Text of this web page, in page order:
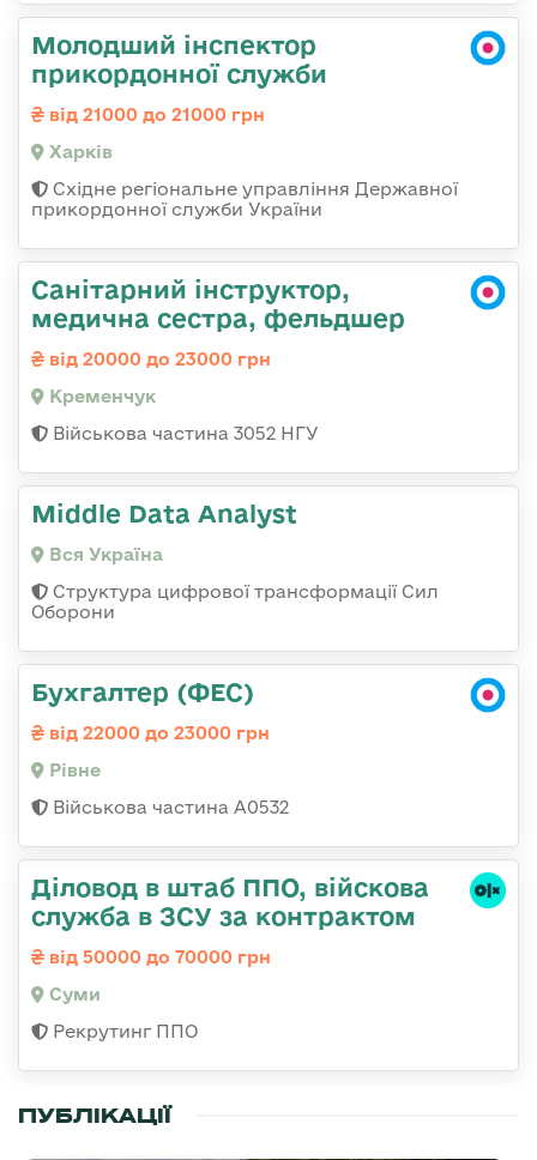
Молодший інспектор
прикордонної служби
від 21000 до 21000 грн
Харків
Східне регіональне управління Державної
прикордонної служби України
Санітарний інструктор,
медична сестра, фельдшер
від 20000 до 23000 грн
Кременчук
Військова частина 3052 НГУ
Middle Data Analyst
Вся Україна
Структура цифрової трансформації Сил
Оборони
Бухгалтер (ФЕС)
від 22000 до 23000 грн
Рівне
Військова частина А0532
Діловод в штаб ППО, війскова
служба в ЗСУ за контрактом
від 50000 до 70000 грн
Суми
Рекрутинг ППО
ПУБЛІКАЦІЇ